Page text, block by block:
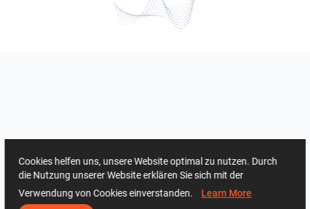
Cookies helfen uns, unsere Website optimal zu nutzen. Durch
die Nutzung unserer Website erklären Sie sich mit der
Verwendung von Cookies einverstanden. Learn More